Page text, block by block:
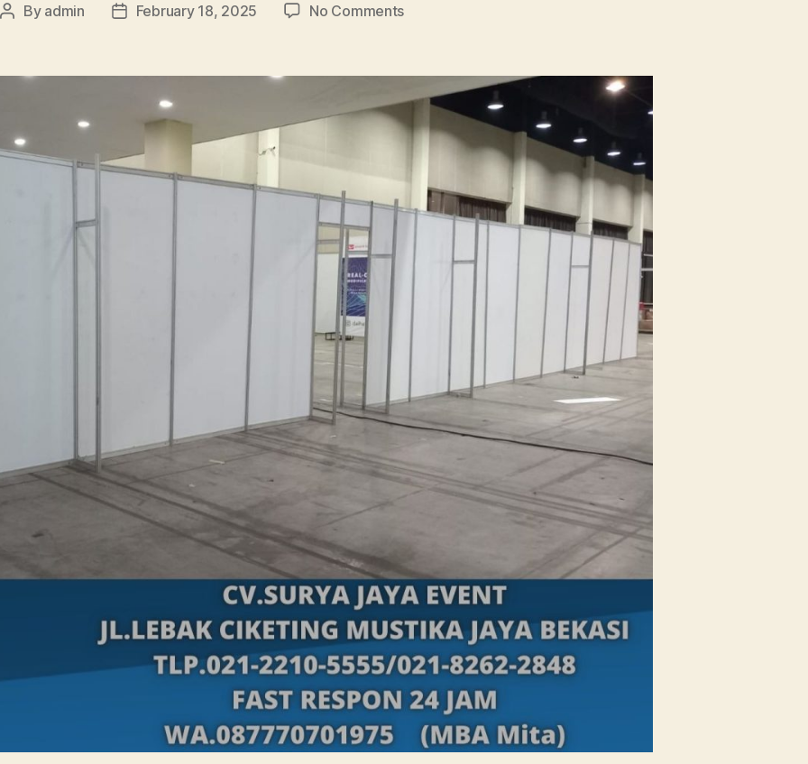
Post
By admin
PostFebruary 18, 2025 No Commentson
Partisi
Skat
Ruangan
Area
Terdekat
Di
Jakarta